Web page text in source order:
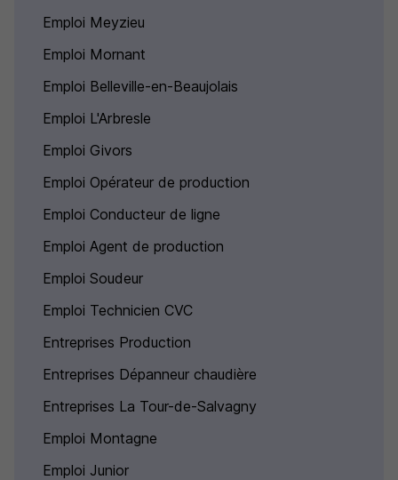
Emploi Meyzieu
Emploi Mornant
Emploi Belleville-en-Beaujolais
Emploi L'Arbresle
Emploi Givors
Emploi Opérateur de production
Emploi Conducteur de ligne
Emploi Agent de production
Emploi Soudeur
Emploi Technicien CVC
Entreprises Production
Entreprises Dépanneur chaudière
Entreprises La Tour-de-Salvagny
Emploi Montagne
Emploi Junior